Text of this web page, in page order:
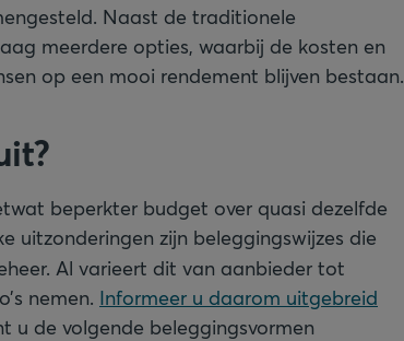
Naast de traditionele
meerdere opties, waarbij de kosten en
op een mooi rendement blijven bestaan.
beperkter budget over quasi dezelfde
uitzonderingen zijn beleggingswijzes die
Al varieert dit van aanbieder tot
nemen. Informeer u daarom uitgebreid
u de volgende beleggingsvormen